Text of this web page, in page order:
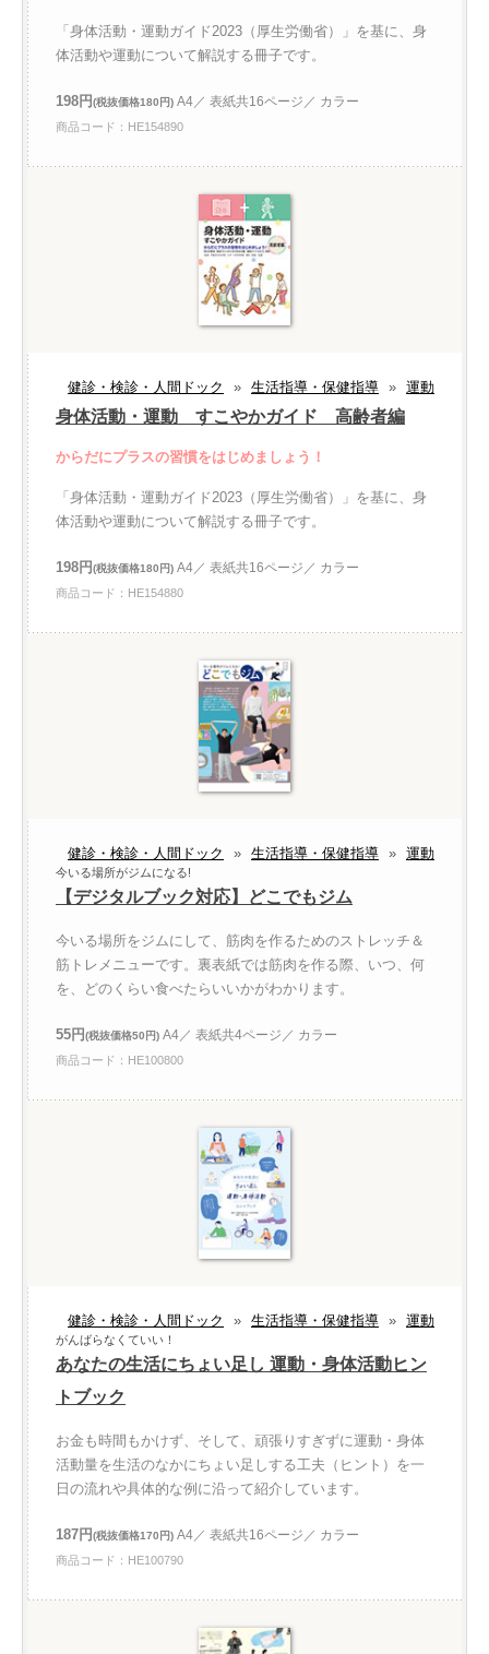
「身体活動・運動ガイド2023（厚生労働省）」を基に、身
体活動や運動について解説する冊子です。
198円(税抜価格180円) A4／ 表紙共16ページ／ カラー
商品コード：HE154890
健診・検診・人間ドック » 生活指導・保健指導 » 運動
身体活動・運動 すこやかガイド 高齢者編
からだにプラスの習慣をはじめましょう！
「身体活動・運動ガイド2023（厚生労働省）」を基に、身
体活動や運動について解説する冊子です。
198円(税抜価格180円) A4／ 表紙共16ページ／ カラー
商品コード：HE154880
健診・検診・人間ドック » 生活指導・保健指導 » 運動
今いる場所がジムになる!
【デジタルブック対応】どこでもジム
今いる場所をジムにして、筋肉を作るためのストレッチ＆
筋トレメニューです。裏表紙では筋肉を作る際、いつ、何
を、どのくらい食べたらいいかがわかります。
55円(税抜価格50円) A4／ 表紙共4ページ／ カラー
商品コード：HE100800
健診・検診・人間ドック » 生活指導・保健指導 » 運動
がんばらなくていい！
あなたの生活にちょい足し 運動・身体活動ヒン
トブック
お金も時間もかけず、そして、頑張りすぎずに運動・身体
活動量を生活のなかにちょい足しする工夫（ヒント）を一
日の流れや具体的な例に沿って紹介しています。
187円(税抜価格170円) A4／ 表紙共16ページ／ カラー
商品コード：HE100790